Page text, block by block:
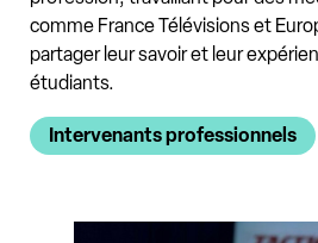
comme France Télévisions et
partager leur savoir et leur
étudiants.
Intervenants professionnels